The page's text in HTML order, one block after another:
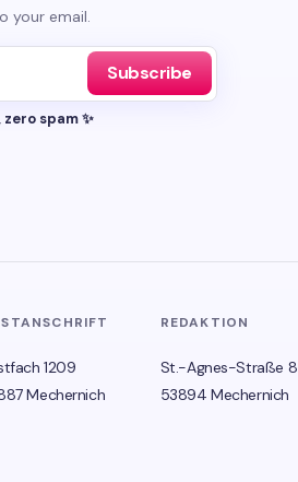
your email.
Subscribe
spam ✨
1209
Mechernich
REDAKTION
St.-Agnes-Straße 8
53894 Mechernich